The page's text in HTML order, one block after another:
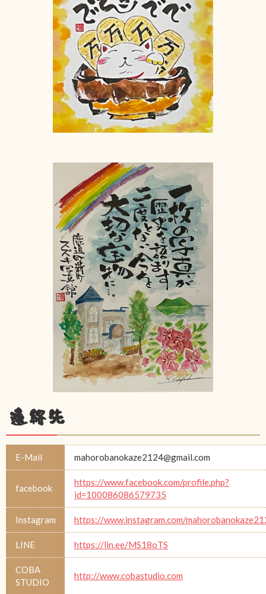
連絡先
E-Mail mahorobanokaze2124@gmail.com
facebook
https://www.facebook.com/profile.php?
id=100086086579735
Instagram https://www.instagram.com/
LINE https://lin.ee/MS18oTS
COBA
STUDIO
http://www.cobastudio.com